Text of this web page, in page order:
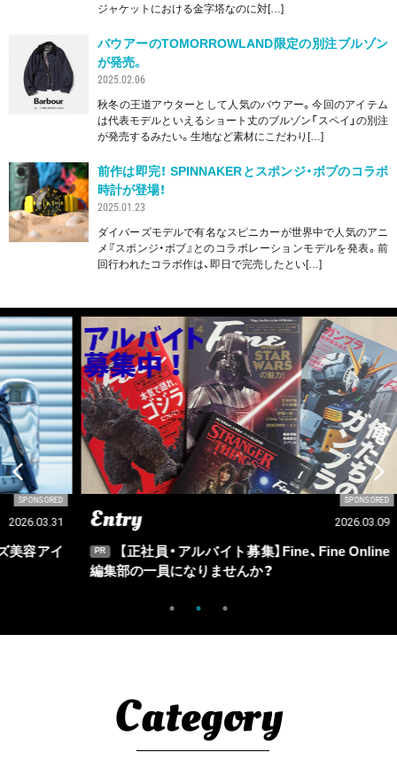
ジャケットにおける金字塔なのに対[…]
バウアーのTOMORROWLAND限定の別注ブルゾン
が発売。
2025.02.06
秋冬の王道アウターとして人気のバウアー。今回のアイテム
は代表モデルといえるショート丈のブルゾン「スペイ」の別注
が発売するみたい。生地など素材にこだわり[…]
前作は即完！ SPINNAKERとスポンジ・ボブのコラボ
時計が登場！
2025.01.23
ダイバーズモデルで有名なスピニカーが世界中で人気のアニ
メ『スポンジ・ボブ』とのコラボレーションモデルを発表。前
回行われたコラボ作は、即日で完売したとい[…]
イ
SPONSORED
Entry 2026.03.09
PR
【正社員・アルバイト募集】Fine、Fine Online
編集部の一員になりませんか？
PR
Category